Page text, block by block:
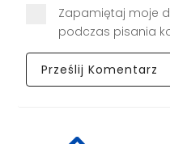
Zapamiętaj moje
podczas pisania